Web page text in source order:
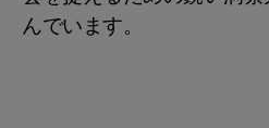
んでいます。